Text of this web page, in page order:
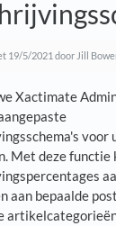
19/5/2021 door Jill
Xactimate
voor
Met deze functie
aan bepaalde